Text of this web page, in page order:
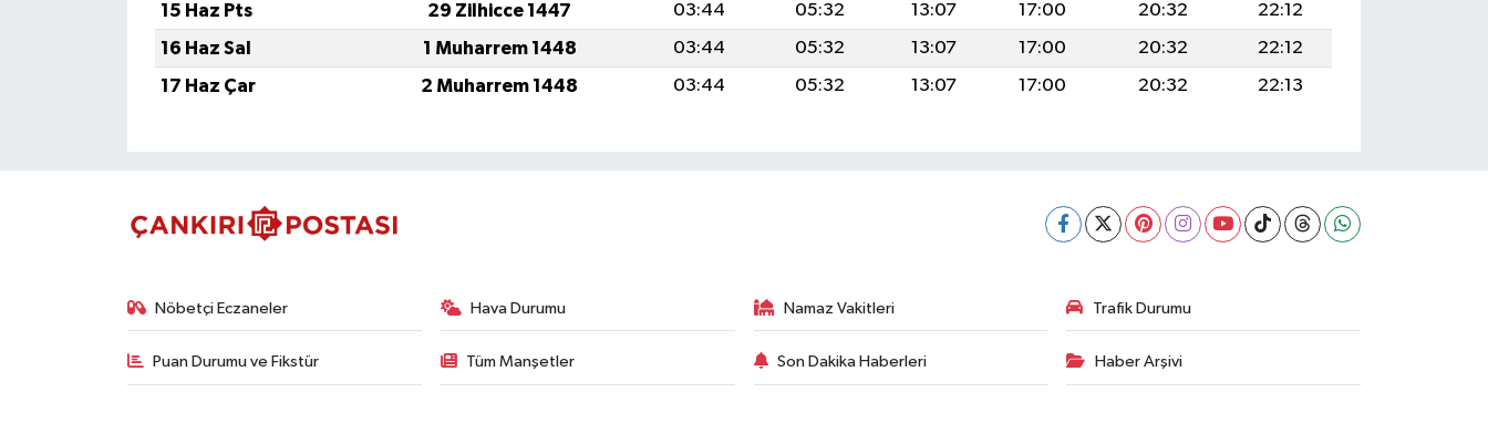
15 Haz Pts
29 Zilhicce 1447 03:44 05:32 13:07 17:00 20:32
22:12
16 Haz Sal
1 Muharrem 1448 03:44 05:32 13:07 17:00 20:32
22:12
17 Haz Çar
2 Muharrem 1448 03:44 05:32 13:07 17:00 20:32 22:13
Nöbetçi Eczaneler Hava Durumu Namaz Vakitleri Trafik Durumu
Puan Durumu ve Fikstür Tüm Manşetler Son Dakika Haberleri Haber Arşivi